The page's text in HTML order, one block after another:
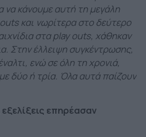
να κάνουμε αυτή τη μεγάλη
και νωρίτερα στο δεύτερο
στα play outs, χάθηκαν
Στην έλλειψη συγκέντρωσης,
ενώ σε όλη τη χρονιά,
δύο ή τρία. Όλα αυτά παίζουν
εξελίξεις επηρέασαν